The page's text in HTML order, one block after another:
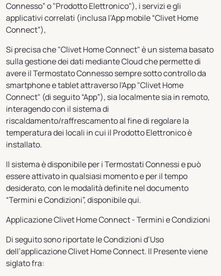
Connesso” o "Prodotto Elettronico"), i servizi e gli
applicativi correlati (inclusa l’App mobile “Clivet Home
Connect”),
Si precisa che "Clivet Home Connect" è un sistema basato
sulla gestione dei dati mediante Cloud che permette di
avere il Termostato Connesso sempre sotto controllo da
smartphone e tablet attraverso l'App "Clivet Home
Connect" (di seguito “App”), sia localmente sia in remoto,
interagendo con il sistema di
riscaldamento/raffrescamento al fine di regolare la
temperatura dei locali in cui il Prodotto Elettronico è
installato.
Il sistema è disponibile per i Termostati Connessi e può
essere attivato in qualsiasi momento e per il tempo
desiderato, con le modalità definite nel documento
“Termini e Condizioni”, disponibile qui.
Applicazione Clivet Home Connect - Termini e Condizioni
Di seguito sono riportate le Condizioni d’Uso
dell’applicazione Clivet Home Connect. Il Presente viene
siglato fra: